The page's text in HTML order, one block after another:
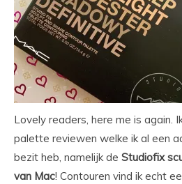
Lovely readers, here me is again.
palette reviewen welke ik al een
bezit heb, namelijk de Studiofix
van Mac! Contouren vind ik echt